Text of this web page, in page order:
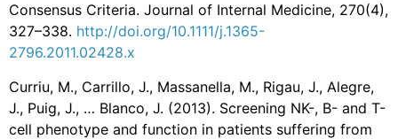
Consensus Criteria. Journal of Internal Medicine, 270(4),
327–338. http://doi.org/10.1111/j.1365-
2796.2011.02428.x
Curriu, M., Carrillo, J., Massanella, M., Rigau, J., Alegre,
J., Puig, J., … Blanco, J. (2013). Screening NK-, B- and T-
cell phenotype and function in patients suffering from